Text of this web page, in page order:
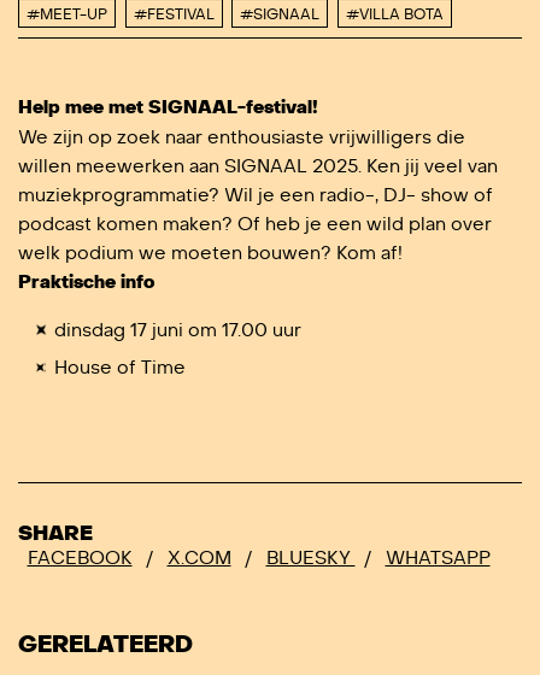
#MEET-UP #FESTIVAL #SIGNAAL #VILLA BOTA
Help mee met SIGNAAL-festival!
We zijn op zoek naar enthousiaste vrijwilligers die
willen meewerken aan SIGNAAL 2025. Ken jij veel van
muziekprogrammatie? Wil je een radio-, DJ- show of
podcast komen maken? Of heb je een wild plan over
welk podium we moeten bouwen? Kom af!
Praktische info
dinsdag 17 juni om 17.00 uur
House of Time
SHARE
FACEBOOK / X.COM / BLUESKY / WHATSAPP
GERELATEERD